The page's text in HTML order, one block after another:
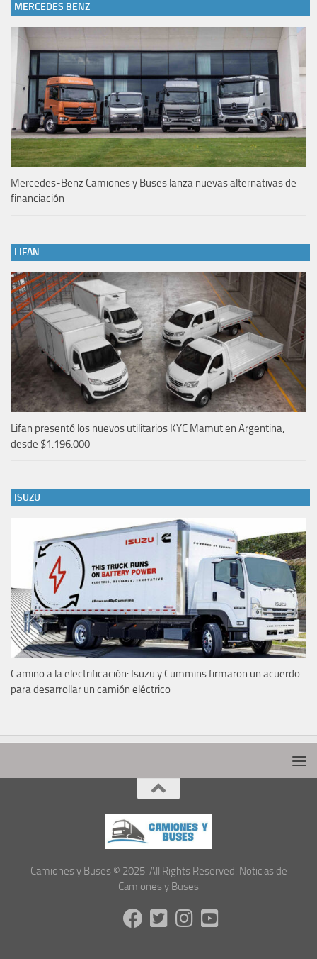
MERCEDES BENZ
Mercedes-Benz Camiones y Buses lanza nuevas alternativas de
financiación
LIFAN
Lifan presentó los nuevos utilitarios KYC Mamut en Argentina,
desde $1.196.000
ISUZU
Camino a la electrificación: Isuzu y Cummins firmaron un acuerdo
para desarrollar un camión eléctrico
Camiones y Buses © 2025. All Rights Reserved. Noticias de
Camiones y Buses